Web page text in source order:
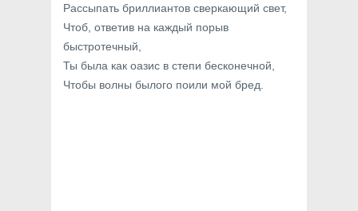
Рассыпать бриллиантов сверкающий свет,
Чтоб, ответив на каждый порыв
быстротечный,
Ты была как оазис в степи бесконечной,
Чтобы волны былого поили мой бред.